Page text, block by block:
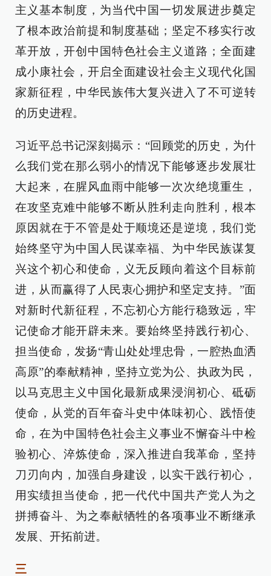
主义基本制度，为当代中国一切发展进步奠定
了根本政治前提和制度基础；坚定不移实行改
革开放，开创中国特色社会主义道路；全面建
成小康社会，开启全面建设社会主义现代化国
家新征程，中华民族伟大复兴进入了不可逆转
的历史进程。
习近平总书记深刻揭示：“回顾党的历史，为什
么我们党在那么弱小的情况下能够逐步发展壮
大起来，在腥风血雨中能够一次次绝境重生，
在攻坚克难中能够不断从胜利走向胜利，根本
原因就在于不管是处于顺境还是逆境，我们党
始终坚守为中国人民谋幸福、为中华民族谋复
兴这个初心和使命，义无反顾向着这个目标前
进，从而赢得了人民衷心拥护和坚定支持。”面
对新时代新征程，不忘初心方能行稳致远，牢
记使命才能开辟未来。要始终坚持践行初心、
担当使命，发扬“青山处处埋忠骨，一腔热血洒
高原”的奉献精神，坚持立党为公、执政为民，
以马克思主义中国化最新成果浸润初心、砥砺
使命，从党的百年奋斗史中体味初心、践悟使
命，在为中国特色社会主义事业不懈奋斗中检
验初心、淬炼使命，深入推进自我革命，坚持
刀刃向内，加强自身建设，以实干践行初心，
用实绩担当使命，把一代代中国共产党人为之
拼搏奋斗、为之奉献牺牲的各项事业不断继承
发展、开拓前进。
三